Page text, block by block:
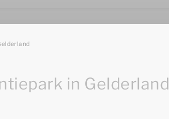
in Gelderland